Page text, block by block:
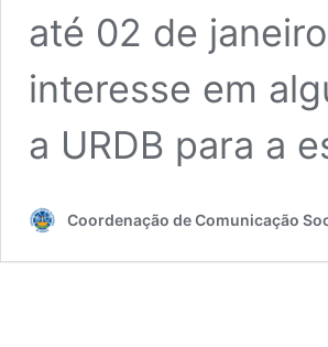
até 02 de
interesse em
a URDB para a
Coordenação de Comunicação